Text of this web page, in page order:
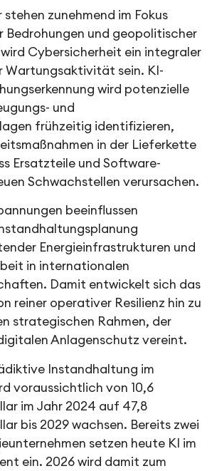
stehen zunehmend im Fokus
Bedrohungen und geopolitischer
wird Cybersicherheit ein integraler
Wartungsaktivität sein. KI-
wird potenzielle
und
frühzeitig identifizieren,
in der Lieferkette
Ersatzteile und Software-
Schwachstellen verursachen.
beeinflussen
Energieinfrastrukturen und
in internationalen
Damit entwickelt sich das
reiner operativer Resilienz hin zu
strategischen Rahmen, der
Anlagenschutz vereint.
Instandhaltung im
voraussichtlich von 10,6
im Jahr 2024 auf 47,8
bis 2029 wachsen. Bereits zwei
setzen heute KI im
ein. 2026 wird damit zum